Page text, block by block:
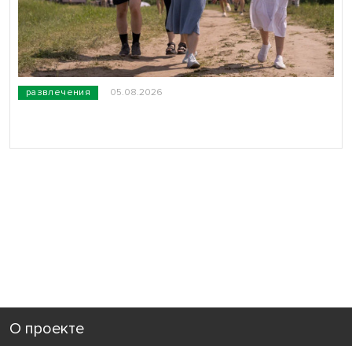
развлечения 05.08.2026
О проекте